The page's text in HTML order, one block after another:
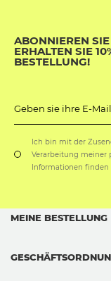
ABONNIEREN
ERHALTEN SIE
BESTELLUNG!
Geben sie ihre E-
Ich bin mit der
Verarbeitung meiner
Informationen finden
MEINE BESTELLUNG